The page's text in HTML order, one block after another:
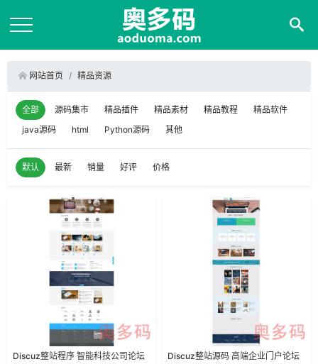
网站首页 精品资源
全部 源码集市 精品插件 精品素材 精品教程
精品软件
java源码
html Python源码 其他
默认 最新 销量 好评 价格
Discuz整站程序 智能科技公司论坛
Discuz整站源码 高端企业门户论坛